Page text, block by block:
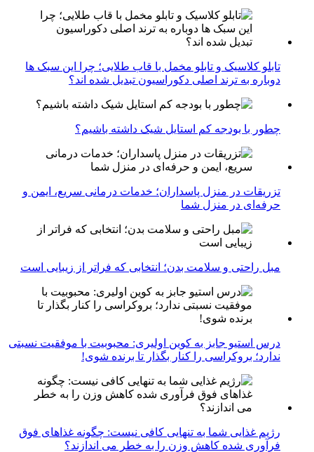
تابلو کلاسیک و تابلو مخمل با قاب طلایی؛ چرا این سبک ها
دوباره به ترند اصلی دکوراسیون تبدیل شده اند؟
چطور با بودجه کم استایل شیک داشته باشیم؟
تزریقات در منزل پاسداران؛ خدمات درمانی سریع، ایمن و
حرفه‌ای در منزل شما
مبل راحتی و سلامت بدن؛ انتخابی که فراتر از زیبایی است
درس استیو جابز به کوین اولیری: محبوبیت با موفقیت نسبتی
ندارد؛ بروکراسی را کنار بگذار تا برنده شوی!
رژیم غذایی شما به تنهایی کافی نیست: چگونه غذاهای فوق
فرآوری شده کاهش وزن را به خطر می اندازند؟